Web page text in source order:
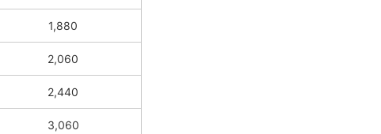
1,880
2,060
2,440
3,060